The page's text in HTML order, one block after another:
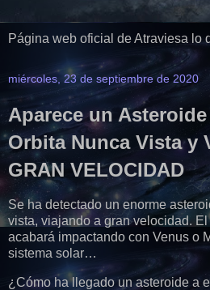
Página web oficial de Atraviesa lo
miércoles, 23 de septiembre de 2020
Aparece un
Orbita Nunca Vista y
GRAN VELOCIDAD
Se ha detectado un enorme
vista, viajando a gran velocidad.
acabará impactando con Venus o
sistema solar…
¿Cómo ha llegado un asteroide a